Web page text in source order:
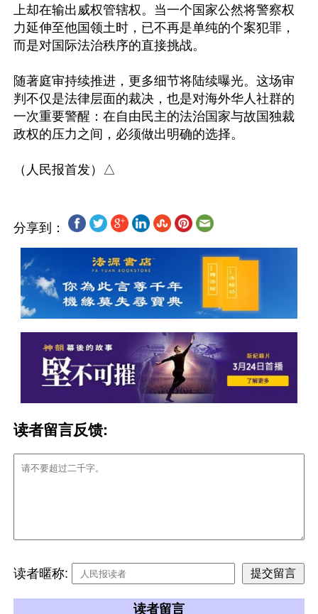
上却在输出威权管辖权。当一个国家公然将警察权
力延伸至他国领土时，已不再是单纯的个案犯罪，
而是对国际法治秩序的直接挑战。
随著庭审持续推进，更多细节将陆续曝光。这场审
判不仅是法律层面的裁决，也是对海外华人社群的
一次重要警醒：在自由民主的法治国家与故国独裁
政权的压力之间，必须做出明确的选择。
分享到：
读者留言反馈:
读者暱称:
读者留言